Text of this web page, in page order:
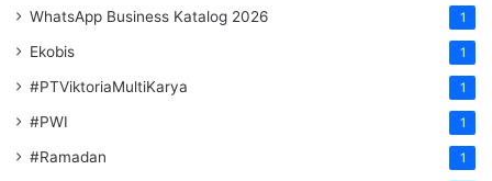
WhatsApp Business Katalog 2026 1
Ekobis 1
#PTViktoriaMultiKarya 1
#PWI 1
#Ramadan 1